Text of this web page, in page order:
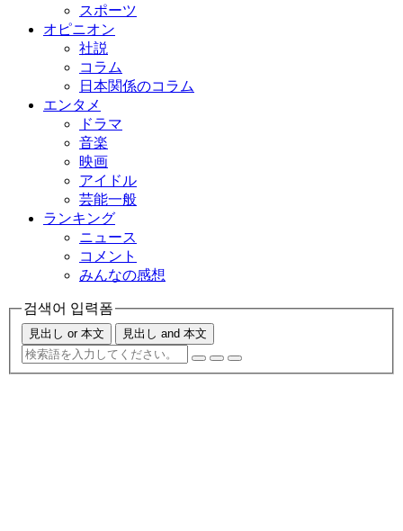
スポーツ
オピニオン
社説
コラム
日本関係のコラム
エンタメ
ドラマ
音楽
映画
アイドル
芸能一般
ランキング
ニュース
コメント
みんなの感想
검색어 입력폼
見出し or 本文 見出し and 本文